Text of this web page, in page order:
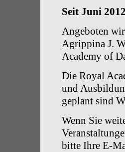
Seit Juni
Angeboten
Agrippina J.
Academy of
Die Royal
und
geplant sind
Wenn Sie
bitte Ihre E-